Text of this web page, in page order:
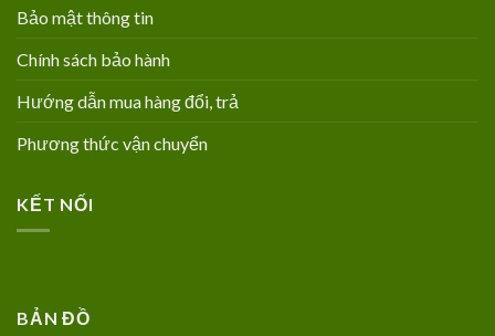
Bảo mật thông tin
Chính sách bảo hành
Hướng dẫn mua hàng đổi, trả
Phương thức vận chuyển
KẾT NỐI
BẢN ĐỒ